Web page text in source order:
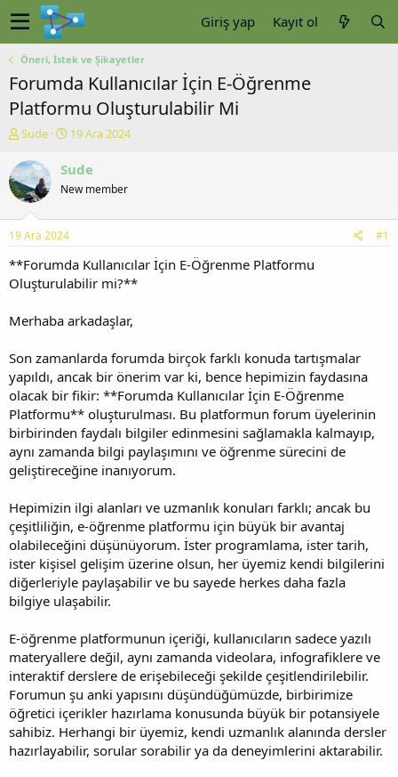
Giriş yap Kayıt ol
Öneri, İstek ve Şikayetler
Forumda Kullanıcılar İçin E-Öğrenme
Platformu Oluşturulabilir Mi
K
n
u
y
b
a
ş
l
a
a
Sude
B
ş
a
ç
a
i
i
19 Ara 2024
Sude
New member
19 Ara 2024 #1
**Forumda Kullanıcılar İçin E-Öğrenme Platformu
Oluşturulabilir mi?**
Merhaba arkadaşlar,
Son zamanlarda forumda birçok farklı konuda tartışmalar
yapıldı, ancak bir önerim var ki, bence hepimizin faydasına
olacak bir fikir: **Forumda Kullanıcılar İçin E-Öğrenme
Platformu** oluşturulması. Bu platformun forum üyelerinin
birbirinden faydalı bilgiler edinmesini sağlamakla kalmayıp,
aynı zamanda bilgi paylaşımını ve öğrenme sürecini de
geliştireceğine inanıyorum.
Hepimizin ilgi alanları ve uzmanlık konuları farklı; ancak bu
çeşitliliğin, e-öğrenme platformu için büyük bir avantaj
olabileceğini düşünüyorum. İster programlama, ister tarih,
ister kişisel gelişim üzerine olsun, her üyemiz kendi bilgilerini
diğerleriyle paylaşabilir ve bu sayede herkes daha fazla
bilgiye ulaşabilir.
E-öğrenme platformunun içeriği, kullanıcıların sadece yazılı
materyallere değil, aynı zamanda videolara, infografiklere ve
interaktif derslere de erişebileceği şekilde çeşitlendirilebilir.
Forumun şu anki yapısını düşündüğümüzde, birbirimize
öğretici içerikler hazırlama konusunda büyük bir potansiyele
sahibiz. Herhangi bir üyemiz, kendi uzmanlık alanında dersler
hazırlayabilir, sorular sorabilir ya da deneyimlerini aktarabilir.